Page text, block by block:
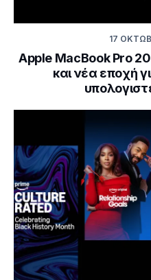
17
Apple MacBook Pro
και νέα εποχή